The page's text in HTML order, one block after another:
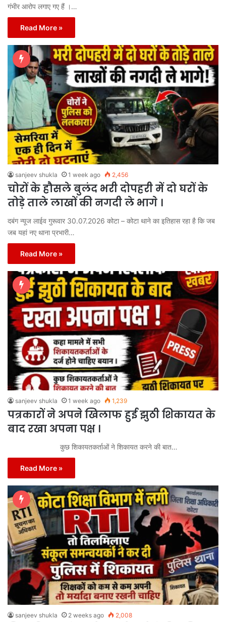
गंभीर आरोप लगाए गए हैं ।…
Read More »
sanjeev shukla 1 week ago 2,456
चोरों के हौसले बुलंद भरी दोपहरी में दो घरों के
तोड़े ताले लाखों की नगदी ले भागे ।
दबंग न्यूज लाईव गुरूवार 30.07.2026 कोटा – कोटा थाने का इतिहास रहा है कि जब
जब यहां नए थाना प्रभारी…
Read More »
sanjeev shukla 1 week ago 1,239
पत्रकारों ने अपने खिलाफ हुई झुठी शिकायत के
बाद रखा अपना पक्ष ।
कुछ शिकायतकर्ताओं ने शिकायत करने की बात…
Read More »
sanjeev shukla 2 weeks ago 2,008